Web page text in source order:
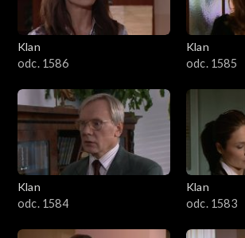
2001–2100
1901–2000
1801–1900
1701–1800
1601–1700
1501–1600
Klan
odc. 1586
Klan
odc. 1585
Klan
odc. 1584
Klan
odc. 1583